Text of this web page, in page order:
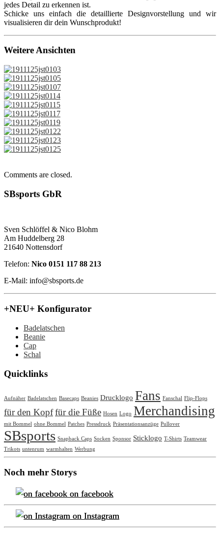
jedes Detail zu erkennen ist.
Schicke uns einfach die detaillierte Designvorstellung und wir
visualisieren dir dein Wunschprodukt!
Weitere Ansichten
Comments are closed.
SBsports GbR
Sven Schlöffel & Nico Blohm
Am Huddelberg 28
21640 Nottensdorf
Telefon: Nico 0151 117 88 213
E-Mail: info@sbsports.de
+NEU+ Konfigurator
Badelatschen
Beanie
Cap
Schal
Quicklinks
Aufnäher Badelatschen Basecaps Beanies Drucklogo Fans Fanschal Flip-Flops
für den Kopffür die Füße Hosen Logo Merchandising
mit Bommel ohne Bommel Patches Pressdruck Präsentationsanzüge Pullover
SBsports Snapback Caps Socken Sponsor Sticklogo T-Shirts Teamwear
Trikots untenrum warmhalten Werbung
Noch mehr Storys
on facebook
on Instagram